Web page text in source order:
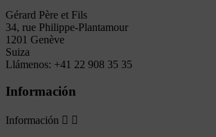
Gérard Père et Fils
34, rue Philippe-Plantamour
1201 Genève
Suiza
Llámenos: +41 22 908 35 35
Información
Información  